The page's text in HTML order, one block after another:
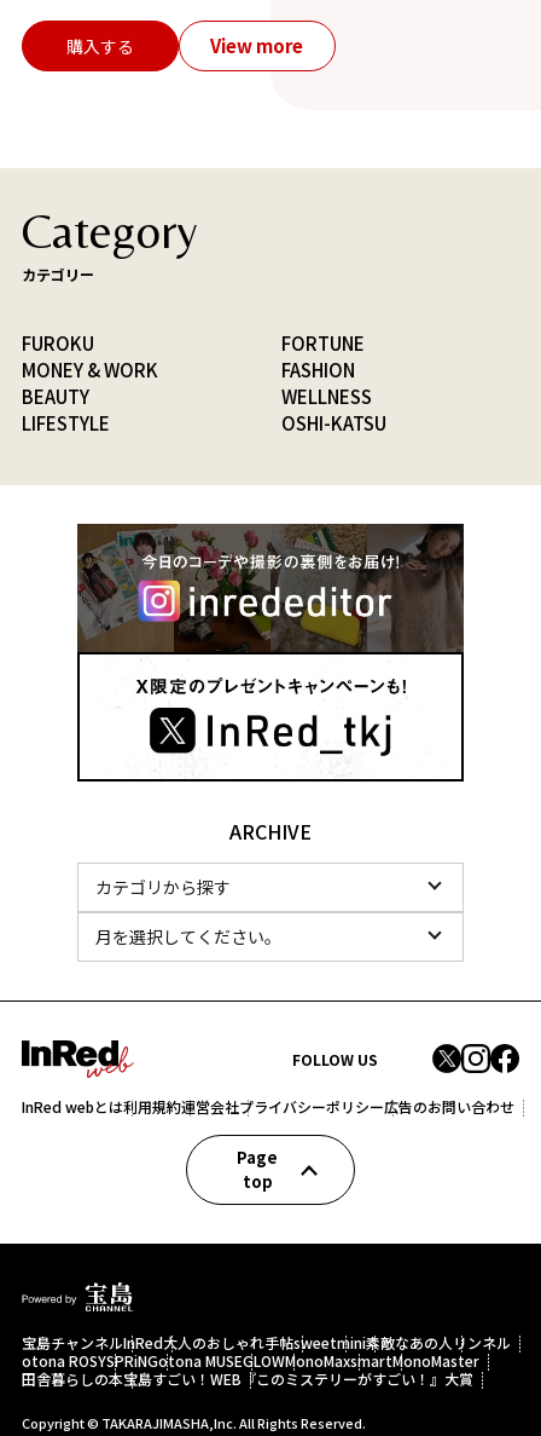
購入する View more
Category
カテゴリー
FUROKU
FORTUNE
MONEY & WORK
FASHION
BEAUTY
WELLNESS
LIFESTYLE
OSHI-KATSU
ARCHIVE
FOLLOW US
InRed webとは利用規約運営会社プライバシーポリシー広告のお問い合わせ
Page
top
宝島チャンネルInRed大人のおしゃれ手帖sweetmini素敵なあの人 リンネル
otona ROSYSPRiNGotona MUSEGLOWMonoMaxsmartMonoMaster
田舎暮らしの本宝島すごい！WEB 『このミステリーがすごい！』大賞
Copyright © TAKARAJIMASHA,Inc. All Rights Reserved.